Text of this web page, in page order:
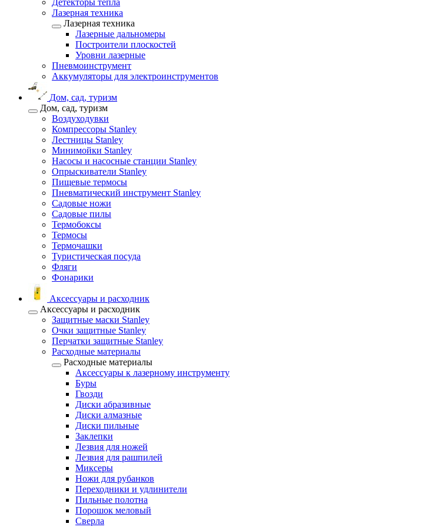
Детекторы тепла
Лазерная техника
Лазерная техника
Лазерные дальномеры
Построители плоскостей
Уровни лазерные
Пневмоинструмент
Аккумуляторы для электроинструментов
Дом, сад, туризм
Дом, сад, туризм
Воздуходувки
Компрессоры Stanley
Лестницы Stanley
Минимойки Stanley
Насосы и насосные станции Stanley
Опрыскиватели Stanley
Пищевые термосы
Пневматический инструмент Stanley
Садовые ножи
Садовые пилы
Термобоксы
Термосы
Термочашки
Туристическая посуда
Фляги
Фонарики
Аксессуары и расходник
Аксессуары и расходник
Защитные маски Stanley
Очки защитные Stanley
Перчатки защитные Stanley
Расходные материалы
Расходные материалы
Аксессуары к лазерному инструменту
Буры
Гвозди
Диски абразивные
Диски алмазные
Диски пильные
Заклепки
Лезвия для ножей
Лезвия для рашпилей
Миксеры
Ножи для рубанков
Переходники и удлинители
Пильные полотна
Порошок меловый
Сверла